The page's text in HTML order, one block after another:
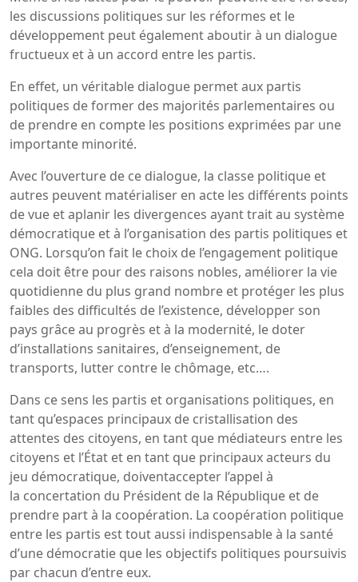
les discussions politiques sur les réformes et le
développement peut également aboutir à un dialogue
fructueux et à un accord entre les partis.
En effet, un véritable dialogue permet aux partis
politiques de former des majorités parlementaires ou
de prendre en compte les positions exprimées par une
importante minorité.
Avec l’ouverture de ce dialogue, la classe politique et
autres peuvent matérialiser en acte les différents points
de vue et aplanir les divergences ayant trait au système
démocratique et à l’organisation des partis politiques et
ONG. Lorsqu’on fait le choix de l’engagement politique
cela doit être pour des raisons nobles, améliorer la vie
quotidienne du plus grand nombre et protéger les plus
faibles des difficultés de l’existence, développer son
pays grâce au progrès et à la modernité, le doter
d’installations sanitaires, d’enseignement, de
transports, lutter contre le chômage, etc….
Dans ce sens les partis et organisations politiques, en
tant qu’espaces principaux de cristallisation des
attentes des citoyens, en tant que médiateurs entre les
citoyens et l’État et en tant que principaux acteurs du
jeu démocratique, doiventaccepter l’appel à
la concertation du Président de la République et de
prendre part à la coopération. La coopération politique
entre les partis est tout aussi indispensable à la santé
d’une démocratie que les objectifs politiques poursuivis
par chacun d’entre eux.